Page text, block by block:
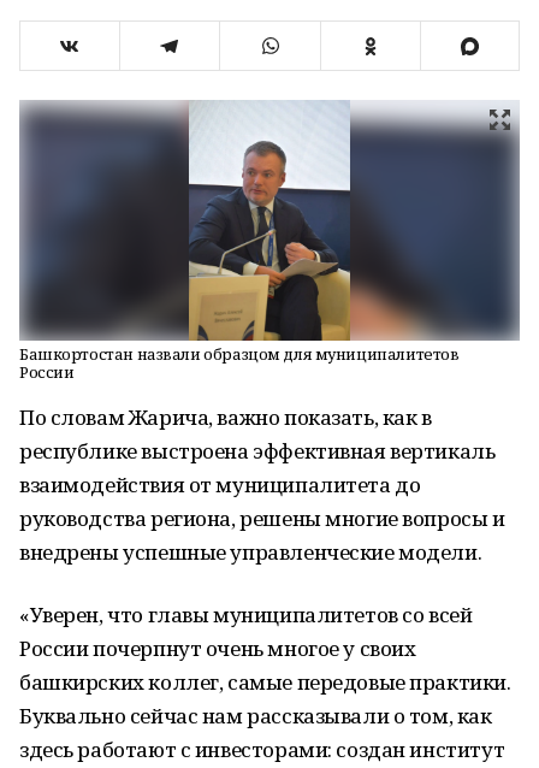
Башкортостан назвали образцом для муниципалитетов
России
По словам Жарича, важно показать, как в
республике выстроена эффективная вертикаль
взаимодействия от муниципалитета до
руководства региона, решены многие вопросы и
внедрены успешные управленческие модели.
«Уверен, что главы муниципалитетов со всей
России почерпнут очень многое у своих
башкирских коллег, самые передовые практики.
Буквально сейчас нам рассказывали о том, как
здесь работают с инвесторами: создан институт